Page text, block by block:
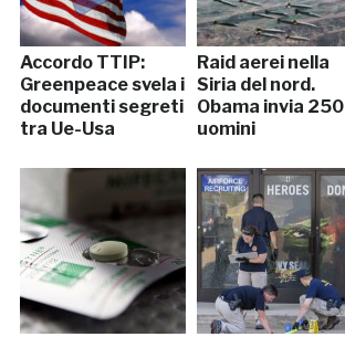
Accordo TTIP:
Greenpeace svela i
documenti segreti
tra Ue-Usa
Raid aerei nella
Siria del nord.
Obama invia 250
uomini